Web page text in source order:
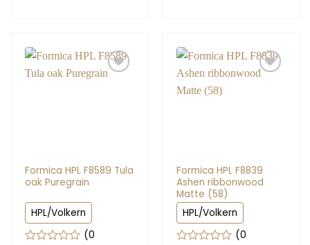
Formica HPL F8589 Tula
oak Puregrain
HPL/Volkern
(0
Formica HPL F8839
Ashen ribbonwood
Matte (58)
HPL/Volkern
(0